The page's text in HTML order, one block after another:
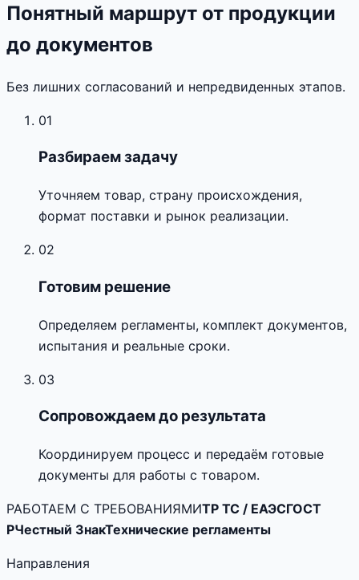
Понятный маршрут от продукции
до документов
Без лишних согласований и непредвиденных этапов.
01
Разбираем задачу
Уточняем товар, страну происхождения,
формат поставки и рынок реализации.
02
Готовим решение
Определяем регламенты, комплект документов,
испытания и реальные сроки.
03
Сопровождаем до результата
Координируем процесс и передаём готовые
документы для работы с товаром.
РАБОТАЕМ С ТРЕБОВАНИЯМИТР ТС / ЕАЭСГОСТ
РЧестный ЗнакТехнические регламенты
Направления